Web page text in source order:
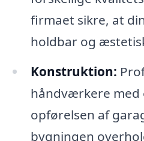
firmaet sikre, at
holdbar og
Konstruktion:
håndværkere med
opførelsen af
bygningen